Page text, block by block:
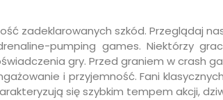
zadeklarowanych szkód. Przeglądaj
pumping games. Niektórzy
gry. Przed graniem w crash
i przyjemność. Fani
się szybkim tempem akcji,